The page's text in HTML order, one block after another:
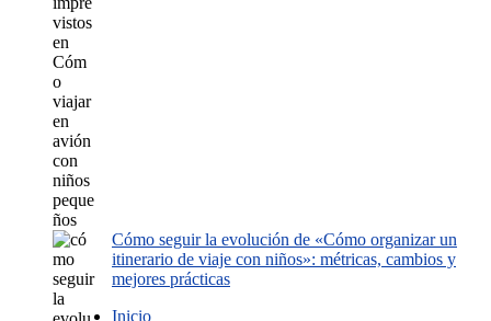
Cómo seguir la evolución de «Cómo organizar un
itinerario de viaje con niños»: métricas, cambios y
mejores prácticas
Inicio